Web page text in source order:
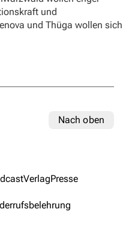
und
und Thüga wollen sich
Nach oben
VerlagPresse